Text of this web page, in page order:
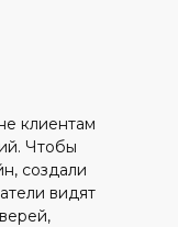
клиентам
Чтобы
создали
видят